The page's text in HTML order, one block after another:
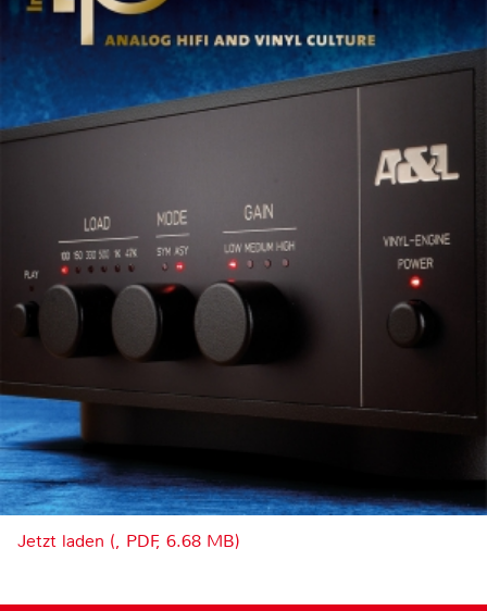
Jetzt laden (, PDF, 6.68 MB)